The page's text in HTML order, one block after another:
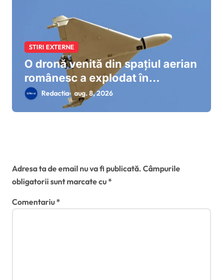
STIRI EXTERNE
O dronă venită din spațiul aerian
românesc a explodat în
Bulgaria, la 100 de metri de
graniță. MApN precizează că
Redactia aug. 8, 2026
Adresa ta de email nu va fi publicată. Câmpurile
obligatorii sunt marcate cu*
Comentariu*